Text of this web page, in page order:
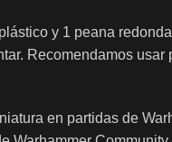
y 1 peana
Recomendamos
en partidas de